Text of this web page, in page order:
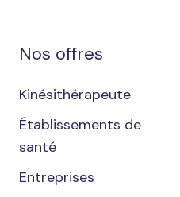
Nos offres
Kinésithérapeute
Établissements de
santé
Entreprises